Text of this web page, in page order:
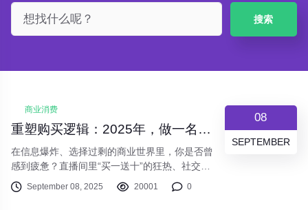
搜索
08
SEPTEMBER
商业消费
重塑购买逻辑：2025年，做一名“价值驱动型”消费者
在信息爆炸、选择过剩的商业世界里，你是否曾
感到疲惫？直播间里“买一送十”的狂热、社交媒
体上“种草即拔草”的冲动，让我们的消费行为常
常偏离最初的轨道。钱包空了，储物间满了，但
September 08, 2025 20001 0